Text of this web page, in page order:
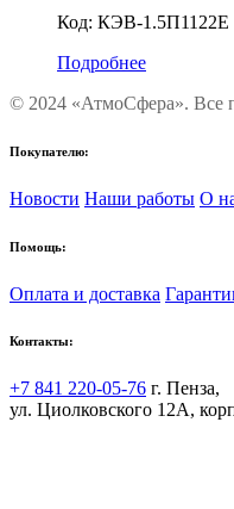
Код: КЭВ-1.5П1122Е
Подробнее
© 2024 «АтмоСфера». Все
Покупателю:
Новости Наши работы О
Помощь:
Оплата и доставка
Контакты:
+7 841 220-05-76 г. Пенза,
ул. Циолковского 12А,